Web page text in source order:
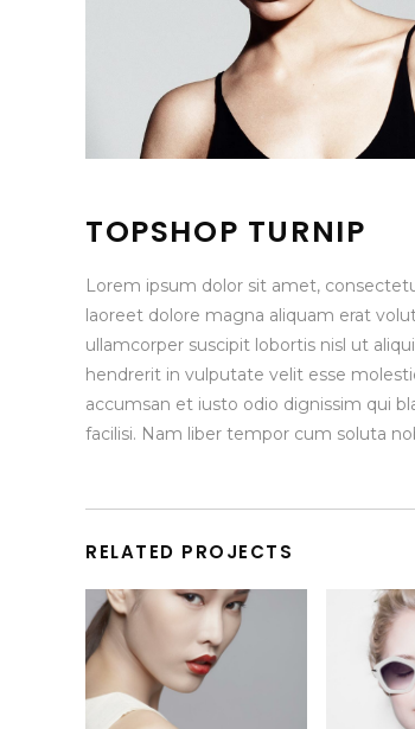
TOPSHOP TURNIP
Lorem ipsum dolor sit amet,
laoreet dolore magna aliquam erat
ullamcorper suscipit lobortis nisl ut
hendrerit in vulputate velit esse
accumsan et iusto odio dignissim qui
facilisi. Nam liber tempor cum soluta
RELATED PROJECTS